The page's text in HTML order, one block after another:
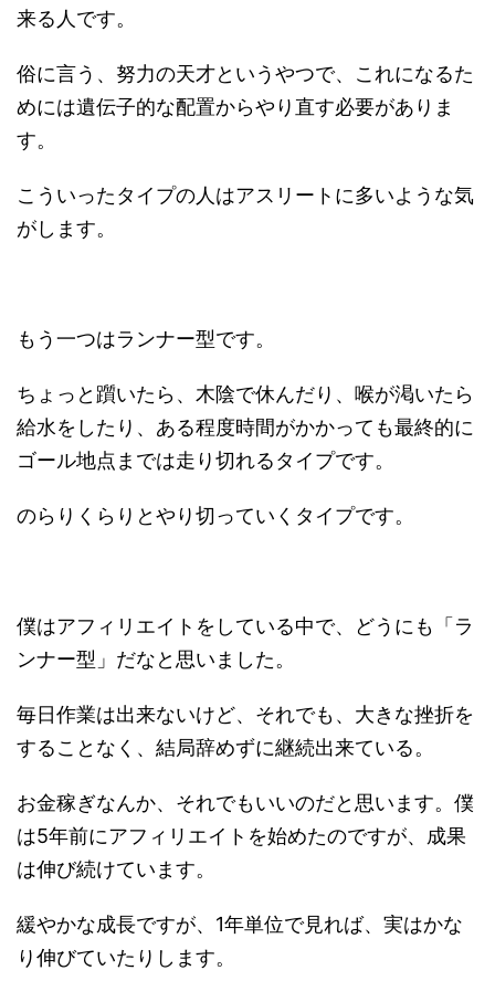
来る人です。
俗に言う、努力の天才というやつで、これになるた
めには遺伝子的な配置からやり直す必要がありま
す。
こういったタイプの人はアスリートに多いような気
がします。
もう一つはランナー型です。
ちょっと躓いたら、木陰で休んだり、喉が渇いたら
給水をしたり、ある程度時間がかかっても最終的に
ゴール地点までは走り切れるタイプです。
のらりくらりとやり切っていくタイプです。
僕はアフィリエイトをしている中で、どうにも「ラ
ンナー型」だなと思いました。
毎日作業は出来ないけど、それでも、大きな挫折を
することなく、結局辞めずに継続出来ている。
お金稼ぎなんか、それでもいいのだと思います。僕
は5年前にアフィリエイトを始めたのですが、成果
は伸び続けています。
緩やかな成長ですが、1年単位で見れば、実はかな
り伸びていたりします。